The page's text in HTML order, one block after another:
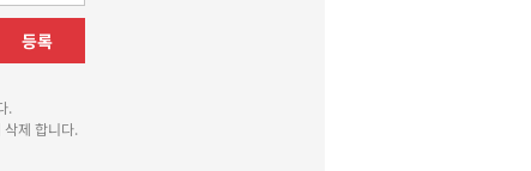
등록
.
제 합니다.